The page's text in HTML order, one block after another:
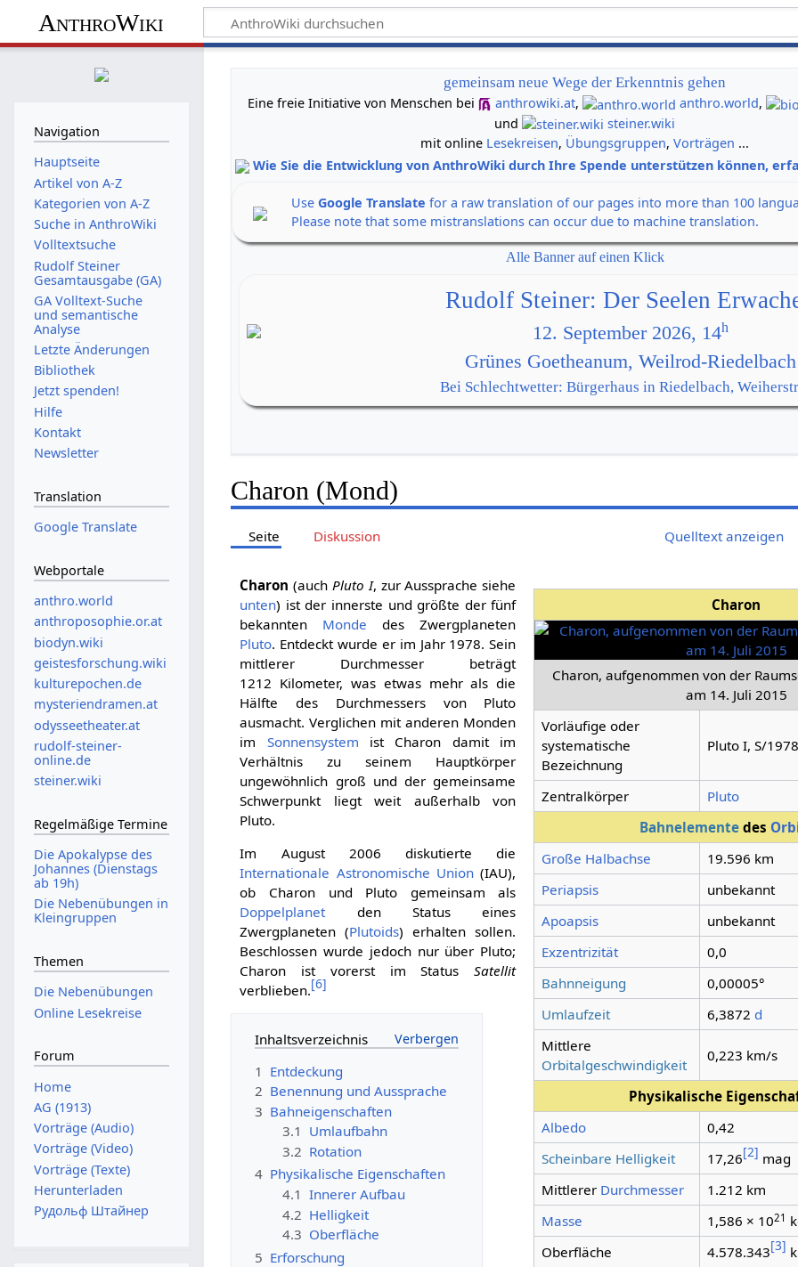
AnthroWiki
gemeinsam neue Wege der Erkenntnis gehen
Eine freie Initiative von Menschen bei
anthrowiki.at, anthro.world,
und
steiner.wiki
mit online Lesekreisen, Übungsgruppen,Vorträgen ...
Wie Sie die Entwicklung von AnthroWiki durch Ihre Spende unterstützen können,
UseGoogle Translate for a raw translation of our pages into more than 100
Please note that some mistranslations can occur due to machine translation.
Alle Banner auf einen Klick
Rudolf Steiner: Der Seelen
12. September 2026, 14h
Grünes Goetheanum, Weilrod-Riedelbach
Bei Schlechtwetter: Bürgerhaus in Riedelbach,
Charon (Mond)
Seite Diskussion Quelltext anzeigen
Charon
Charon, aufgenommen von der
am 14. Juli 2015
Vorläufige oder
systematische
Bezeichnung
Pluto I, S/
Zentralkörper
Pluto
Bahnelementedes
Große Halbachse
19.596 km
Periapsis
unbekannt
Apoapsis
unbekannt
Exzentrizität
0,0
Bahnneigung
0,00005°
Umlaufzeit
6,3872 d
Mittlere
Orbitalgeschwindigkeit
0,223 km/s
Physikalische
Albedo
0,42
Scheinbare Helligkeit
17,26[2] mag
Mittlerer Durchmesser
1.212 km
Masse
1,586 × 1021
Oberfläche
4.578.343[3]
Charon (auch Pluto I, zur Aussprache siehe
unten) ist der innerste und größte der fünf
bekannten Monde des Zwergplaneten
Pluto. Entdeckt wurde er im Jahr 1978. Sein
mittlerer Durchmesser beträgt
1212 Kilometer, was etwas mehr als die
Hälfte des Durchmessers von Pluto
ausmacht. Verglichen mit anderen Monden
im Sonnensystem ist Charon damit im
Verhältnis zu seinem Hauptkörper
ungewöhnlich groß und der gemeinsame
Schwerpunkt liegt weit außerhalb von
Pluto.
Im August 2006 diskutierte die
Internationale Astronomische Union(IAU),
ob Charon und Pluto gemeinsam als
Doppelplanetden Status eines
Zwergplaneten (Plutoids) erhalten sollen.
Beschlossen wurde jedoch nur über Pluto;
Charon ist vorerst im StatusSatellit
verblieben.[6]
Inhaltsverzeichnis
1 Entdeckung
2 Benennung und Aussprache
3 Bahneigenschaften
3.1 Umlaufbahn
3.2 Rotation
4 Physikalische Eigenschaften
4.1 Innerer Aufbau
4.2 Helligkeit
4.3 Oberfläche
5 Erforschung
Navigation
Hauptseite
Artikel von A-Z
Kategorien von A-Z
Suche in AnthroWiki
Volltextsuche
Rudolf Steiner
Gesamtausgabe (GA)
GA Volltext-Suche
und semantische
Analyse
Letzte Änderungen
Bibliothek
Jetzt spenden!
Hilfe
Kontakt
Newsletter
Translation
Google Translate
Webportale
anthro.world
anthroposophie.or.at
biodyn.wiki
geistesforschung.wiki
kulturepochen.de
mysteriendramen.at
odysseetheater.at
rudolf-steiner-
online.de
steiner.wiki
Regelmäßige Termine
Die Apokalypse des
Johannes (Dienstags
ab 19h)
Die Nebenübungen in
Kleingruppen
Themen
Die Nebenübungen
Online Lesekreise
Forum
Home
AG (1913)
Vorträge (Audio)
Vorträge (Video)
Vorträge (Texte)
Herunterladen
Рудольф Штайнер